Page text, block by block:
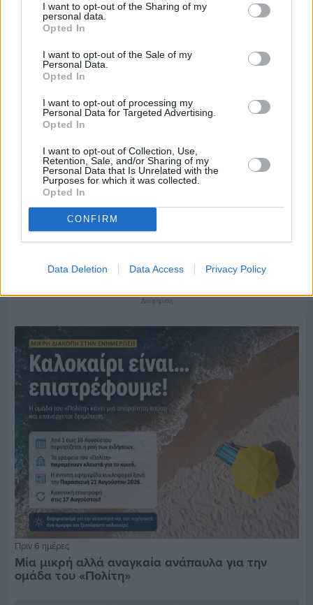
I want to opt-out of the Sharing of my
personal data.
Opted In
I want to opt-out of the Sale of my
Personal Data.
Opted In
I want to opt-out of processing my
Personal Data for Targeted Advertising.
Opted In
I want to opt-out of Collection, Use,
Retention, Sale, and/or Sharing of my
Personal Data that Is Unrelated with the
Purposes for which it was collected.
Opted In
CONFIRM
Data Deletion Data Access Privacy Policy
Πριν 3 ημέρες
Διαφήμιση
Πριν 6 ημέρες
Μία μικρή αλλά αναγκαία ανάπαυλα για την
ομάδα του «Πολίτη»